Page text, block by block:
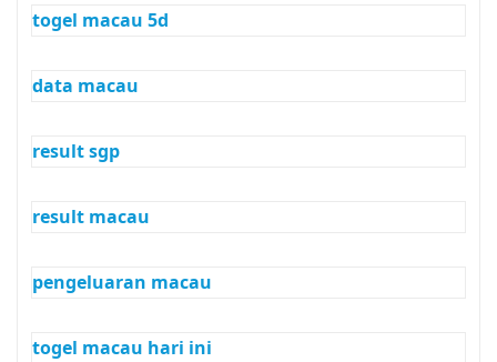
togel macau 5d
data macau
result sgp
result macau
pengeluaran macau
togel macau hari ini